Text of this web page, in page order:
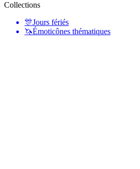
Collections
🎊Jours fériés
🦄Émoticônes thématiques